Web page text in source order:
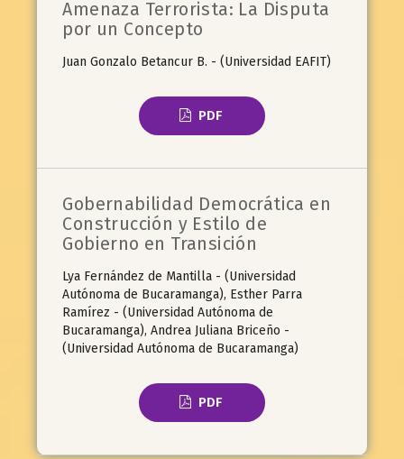
Amenaza Terrorista: La Disputa
por un Concepto
Juan Gonzalo Betancur B. - (Universidad EAFIT)
PDF
Gobernabilidad Democrática en
Construcción y Estilo de
Gobierno en Transición
Lya Fernández de Mantilla - (Universidad
Autónoma de Bucaramanga), Esther Parra
Ramírez - (Universidad Autónoma de
Bucaramanga), Andrea Juliana Briceño -
(Universidad Autónoma de Bucaramanga)
PDF